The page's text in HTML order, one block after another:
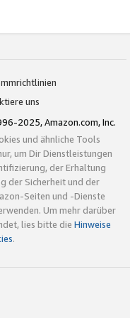
uns
2025, Amazon.com, Inc.
und ähnliche Tools
um Dir Dienstleistungen
der Erhaltung
der Sicherheit und der
Seiten und -Dienste
Um mehr darüber
lies bitte die Hinweise
.